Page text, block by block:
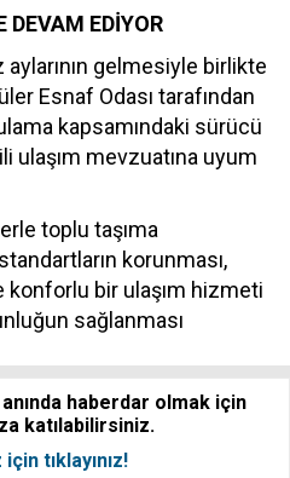
EDİYOR
gelmesiyle birlikte
Esnaf Odası tarafından
kapsamındaki sürücü
ulaşım mevzuatına uyum
toplu taşıma
korunması,
konforlu bir ulaşım hizmeti
sağlanması
haberdar olmak için
katılabilirsiniz.
tıklayınız!